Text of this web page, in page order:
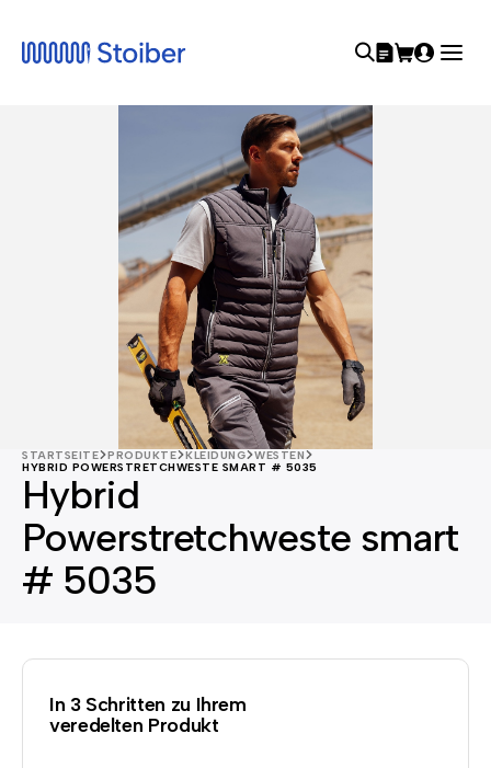
STARTSEITE PRODUKTE KLEIDUNG
WESTEN
HYBRID POWERSTRETCHWESTE SMART # 5035
Hybrid
Powerstretchweste smart
# 5035
In 3 Schritten zu Ihrem
veredelten Produkt